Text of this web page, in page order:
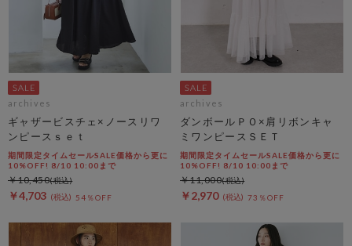
archives
ギャザービスチェ×ノースリワ
ンピースｓｅｔ
期間限定タイムセールSALE価格から更に
10%OFF! 8/10 10:00まで
￥4,703 54％OFF
￥10,450
archives
ダンボールＰＯ×肩リボンキャ
ミワンピースＳＥＴ
期間限定タイムセールSALE価格から更に
10%OFF! 8/10 10:00まで
￥2,970 73％OFF
￥11,000